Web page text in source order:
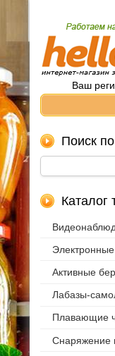
Ваш
Поиск
Каталог
Активные
Лабазы-
Плавающие
Снаряжение